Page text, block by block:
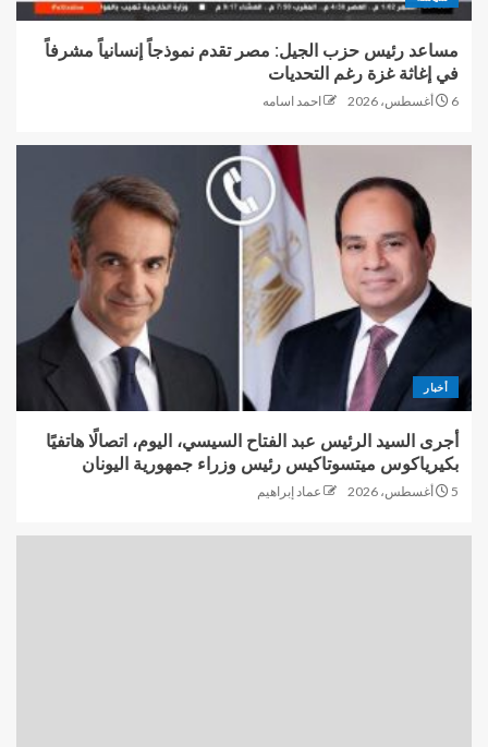
مساعد رئيس حزب الجيل: مصر تقدم نموذجاً إنسانياً مشرفاً
في إغاثة غزة رغم التحديات
6 أغسطس، 2026 احمد اسامه
أخبار
أجرى السيد الرئيس عبد الفتاح السيسي، اليوم، اتصالًا هاتفيًا
بكيرياكوس ميتسوتاكيس رئيس وزراء جمهورية اليونان
5 أغسطس، 2026 عماد إبراهيم